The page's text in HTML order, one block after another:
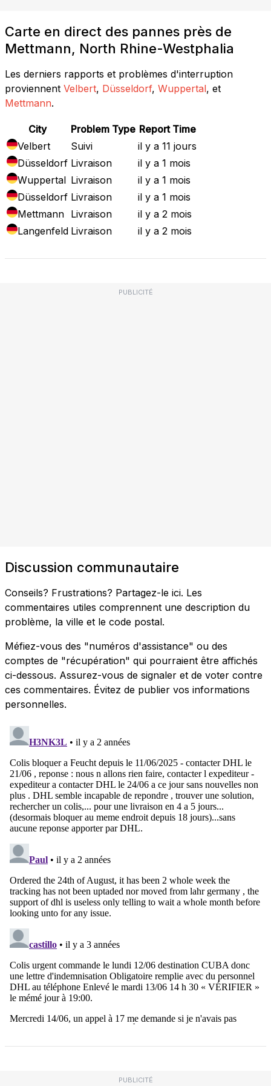
Carte en direct des pannes près de
Mettmann, North Rhine-Westphalia
Les derniers rapports et problèmes d'interruption
proviennent Velbert, Düsseldorf, Wuppertal, et
Mettmann.
City Problem Type Report Time
Velbert
Suivi
il y a 11 jours
Düsseldorf Livraison
il y a 1 mois
Wuppertal Livraison
il y a 1 mois
Düsseldorf Livraison
il y a 1 mois
Mettmann Livraison
il y a 2 mois
Langenfeld Livraison il y a 2 mois
PUBLICITÉ
Discussion communautaire
Conseils? Frustrations? Partagez-le ici. Les
commentaires utiles comprennent une description du
problème, la ville et le code postal.
Méfiez-vous des "numéros d'assistance" ou des
comptes de "récupération" qui pourraient être affichés
ci-dessous. Assurez-vous de signaler et de voter contre
ces commentaires. Évitez de publier vos informations
personnelles.
PUBLICITÉ